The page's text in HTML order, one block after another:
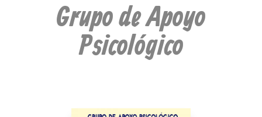
Grupo de Apoyo
Psicológico